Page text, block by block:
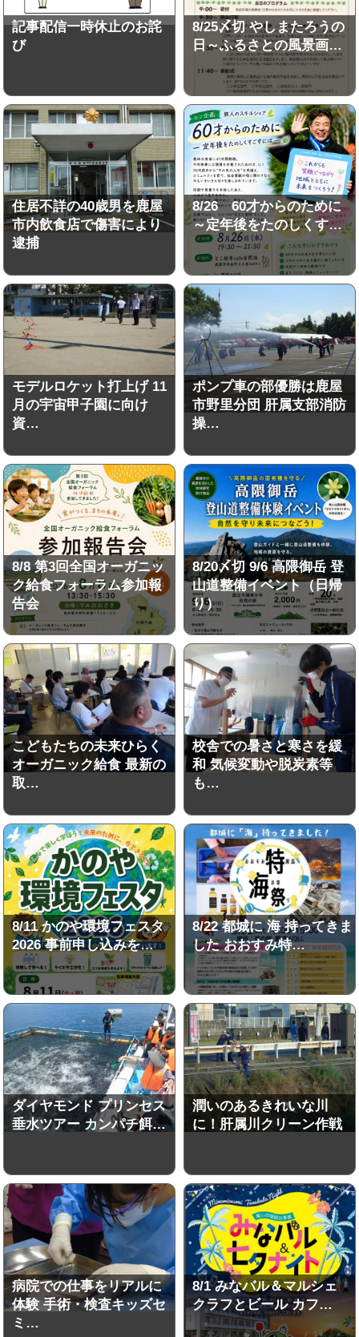
記事配信一時休止のお詫
び
8/25〆切 やしまたろうの
日～ふるさとの風景画…
住居不詳の40歳男を鹿屋
市内飲食店で傷害により
逮捕
8/26 60才からのために
～定年後をたのしくす…
モデルロケット打上げ 11
月の宇宙甲子園に向け
資…
ポンプ車の部優勝は鹿屋
市野里分団 肝属支部消防
操…
8/8 第3回全国オーガニッ
ク給食フォーラム参加報
告会
8/20〆切 9/6 高隈御岳 登
山道整備イベント（日帰
り）
こどもたちの未来ひらく
オーガニック給食 最新の
取…
校舎での暑さと寒さを緩
和 気候変動や脱炭素等
も…
8/11 かのや環境フェスタ
2026 事前申し込みを…
8/22 都城に 海 持ってきま
した おおすみ特…
ダイヤモンド プリンセス
垂水ツアー カンパチ餌…
潤いのあるきれいな川
に！肝属川クリーン作戦
病院での仕事をリアルに
体験 手術・検査キッズセ
ミ…
8/1 みなバル＆マルシェ
クラフとビール カフ…